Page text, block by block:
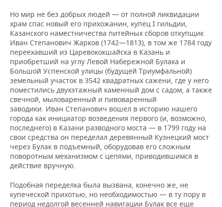
Но мир не без добрых людей — от полной ликвидации
храм спас новый его прихожанин, купец I гильдии,
Казанского наместничества питейных сборов откупщик
Иван Степанович Жарков (1742—1813), в том же 1784 году
переехавший из Царевококшайска в Казань и
приобретший на углу Левой Набережной Булака и
Большой Успенской улицы (будущей Триумфальной)
земельный участок в 3542 квадратных сажени, где у него
поместились двухэтажный каменный дом с садом, а также
свечной, мыловаренный и пивоваренный
заводики. Иван Степанович вошел в историю нашего
города как инициатор возведения первого (и, возможно,
последнего) в Казани разводного моста — в 1799 году на
свои средства он переделал деревянный Кузнецкий мост
через Булак в подъемный, оборудовав его сложным
поворотным механизмом с цепями, приводившимся в
действие вручную.
Подобная переделка была вызвана, конечно же, не
купеческой прихотью, но необходимостью — в ту пору в
период недолгой весенней навигации Булак все еще